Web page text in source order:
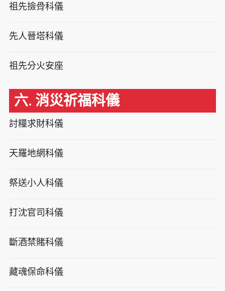
祖先撿骨科儀
先人晉塔科儀
祖先分火安座
六. 消災祈福科儀
討糧求財科儀
天羅地網科儀
祭送小人科儀
打沈官司科儀
斷酒禁賭科儀
藏魂保命科儀